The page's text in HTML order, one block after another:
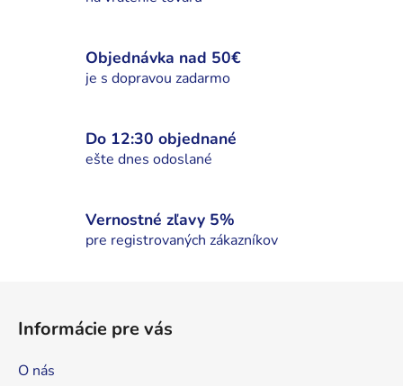
Objednávka nad 50€
je s dopravou zadarmo
Do 12:30 objednané
ešte dnes odoslané
Vernostné zľavy 5%
pre registrovaných zákazníkov
Informácie pre vás
O nás